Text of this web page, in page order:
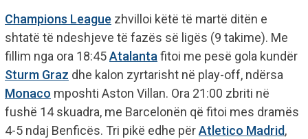
Champions League zhvilloi këtë të martë ditën e
shtatë të ndeshjeve të fazës së ligës (9 takime). Me
fillim nga ora 18:45Atalantafitoi me pesë gola kundër
Sturm Graz dhe kalon zyrtarisht në play-off, ndërsa
Monaco mposhti Aston Villan. Ora 21:00 zbriti në
fushë 14 skuadra, me Barcelonën që fitoi mes dramës
4-5 ndaj Benficës. Tri pikë edhe përAtletico Madrid,